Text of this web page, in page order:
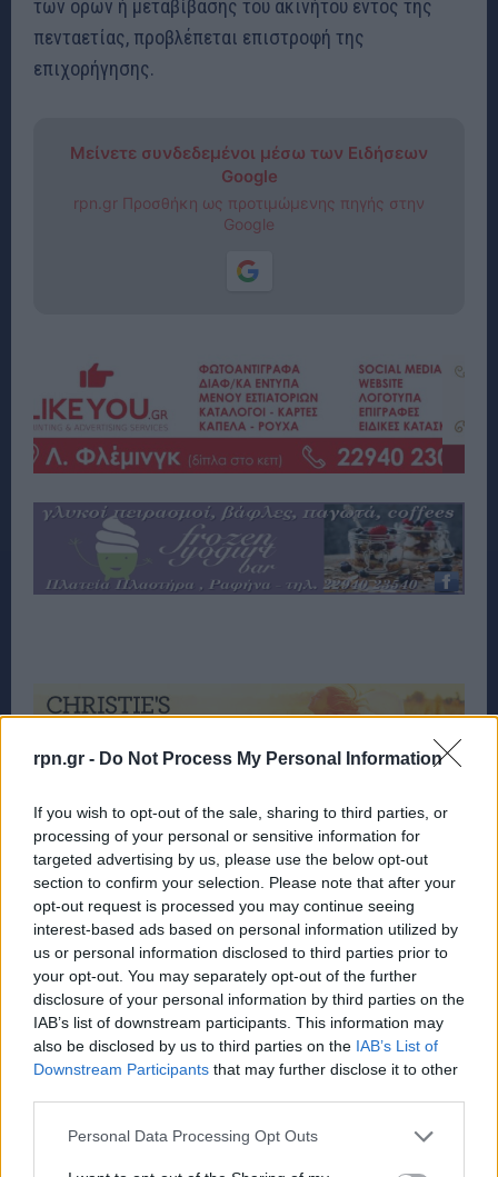
rpn.gr - Do Not Process My Personal Information
If you wish to opt-out of the sale, sharing to third parties, or
processing of your personal or sensitive information for
targeted advertising by us, please use the below opt-out
section to confirm your selection. Please note that after your
opt-out request is processed you may continue seeing
interest-based ads based on personal information utilized by
us or personal information disclosed to third parties prior to
your opt-out. You may separately opt-out of the further
disclosure of your personal information by third parties on the
IAB’s list of downstream participants. This information may
also be disclosed by us to third parties on the IAB’s List of
Downstream Participants that may further disclose it to other
Personal Data Processing Opt Outs
των όρων ή μεταβίβασης του ακινήτου εντός της
πενταετίας, προβλέπεται επιστροφή της
επιχορήγησης.
Μείνετε συνδεδεμένοι μέσω των Ειδήσεων
Google
rpn.gr Προσθήκη ως προτιμώμενης πηγής στην
Google